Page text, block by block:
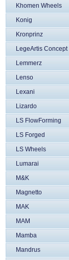
Khomen Wheels
Konig
Kronprinz
LegeArtis Concept
Lemmerz
Lenso
Lexani
Lizardo
LS FlowForming
LS Forged
LS Wheels
Lumarai
M&K
Magnetto
MAK
MAM
Mamba
Mandrus